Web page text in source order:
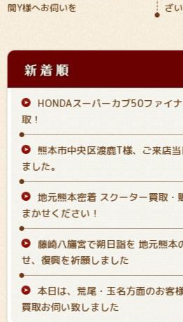
間Y様へお伺いを ざ
HONDAスーパーカブ50ファイ
取！
熊本市中央区渡鹿T様、ご来店
ました。
地元熊本密着 スクーター買取・
まかせください！
藤崎八旛宮で朔日詣を 地元熊本
せ、復興を祈願しました
本日は、荒尾・玉名方面のお客
買取お伺い致しました